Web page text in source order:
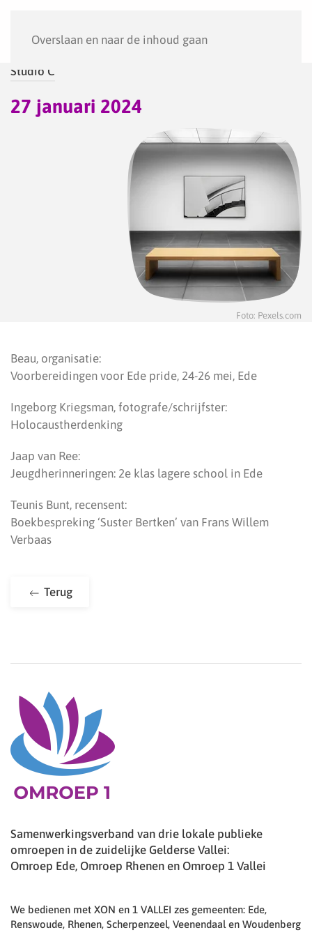
Overslaan en naar de inhoud gaan
Studio C
27 januari 2024
Foto: Pexels.com
⁠Beau, organisatie:
Voorbereidingen voor Ede pride, 24-26 mei, Ede
Ingeborg Kriegsman, fotografe/schrijfster:
Holocaustherdenking
⁠⁠Jaap van Ree:
Jeugdherinneringen: 2e klas lagere school in Ede
Teunis Bunt, recensent:
Boekbespreking ‘Suster Bertken’ van Frans Willem
Verbaas
Terug
Samenwerkingsverband van drie lokale publieke
omroepen in de zuidelijke Gelderse Vallei:
Omroep Ede, Omroep Rhenen en Omroep 1 Vallei
We bedienen met XON en 1 VALLEI zes gemeenten: Ede,
Renswoude, Rhenen, Scherpenzeel, Veenendaal en Woudenberg